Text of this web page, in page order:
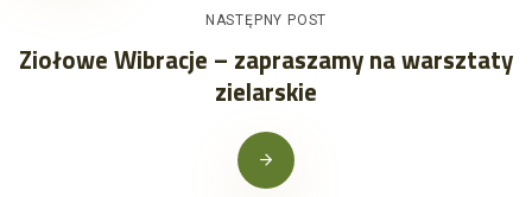
NASTĘPNY POST
Ziołowe Wibracje – zapraszamy na warsztaty
zielarskie